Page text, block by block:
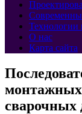
Технологии
О нас
Карта сайта
сварочных